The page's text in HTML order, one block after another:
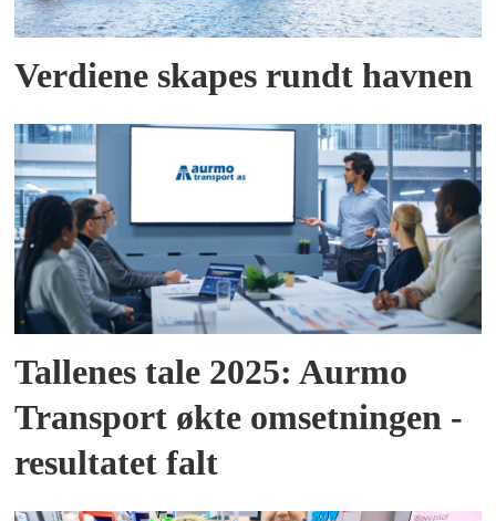
Verdiene skapes rundt havnen
Tallenes tale 2025: Aurmo
Transport økte omsetningen -
resultatet falt